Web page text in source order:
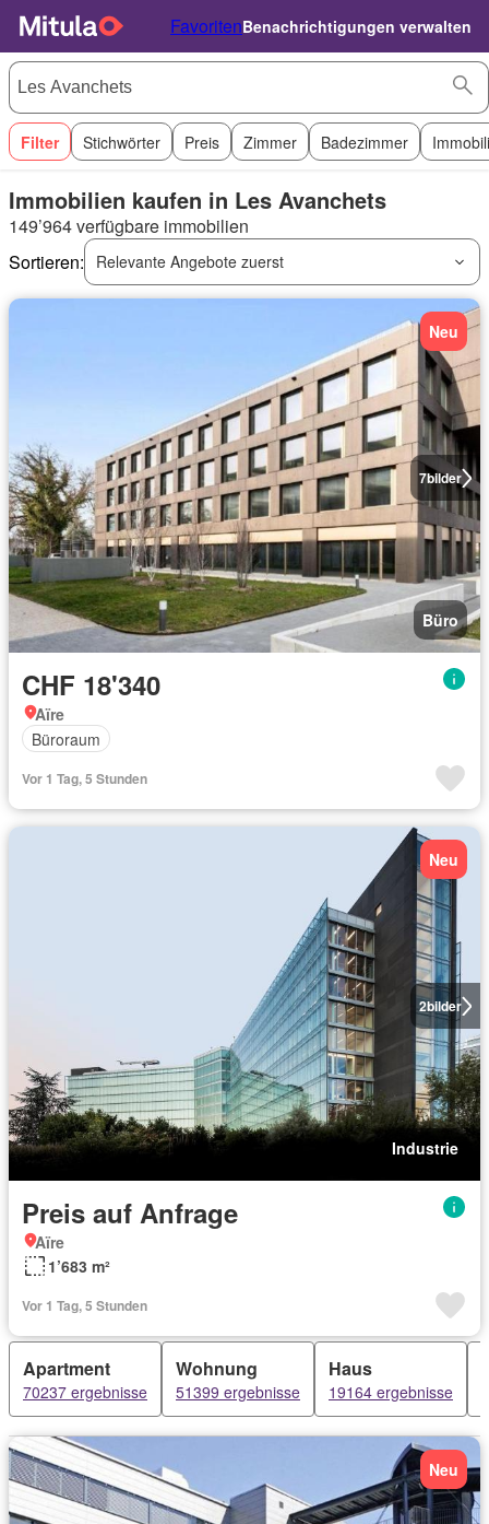
FavoritenBenachrichtigungen verwalten
Filter Stichwörter Preis Zimmer Badezimmer
Immobilien kaufen in Les Avanchets
149’964 verfügbare immobilien
Sortieren:
Relevante Angebote zuerst
7bilder
Neu
Büro
CHF 18'340
Aïre
Büroraum
Vor 1 Tag, 5 Stunden
2bilder
Neu
Industrie
Preis auf Anfrage
Aïre
1’683 m²
Vor 1 Tag, 5 Stunden
Apartment
70237 ergebnisse
Wohnung
51399 ergebnisse
Haus
19164 ergebnisse
Neu